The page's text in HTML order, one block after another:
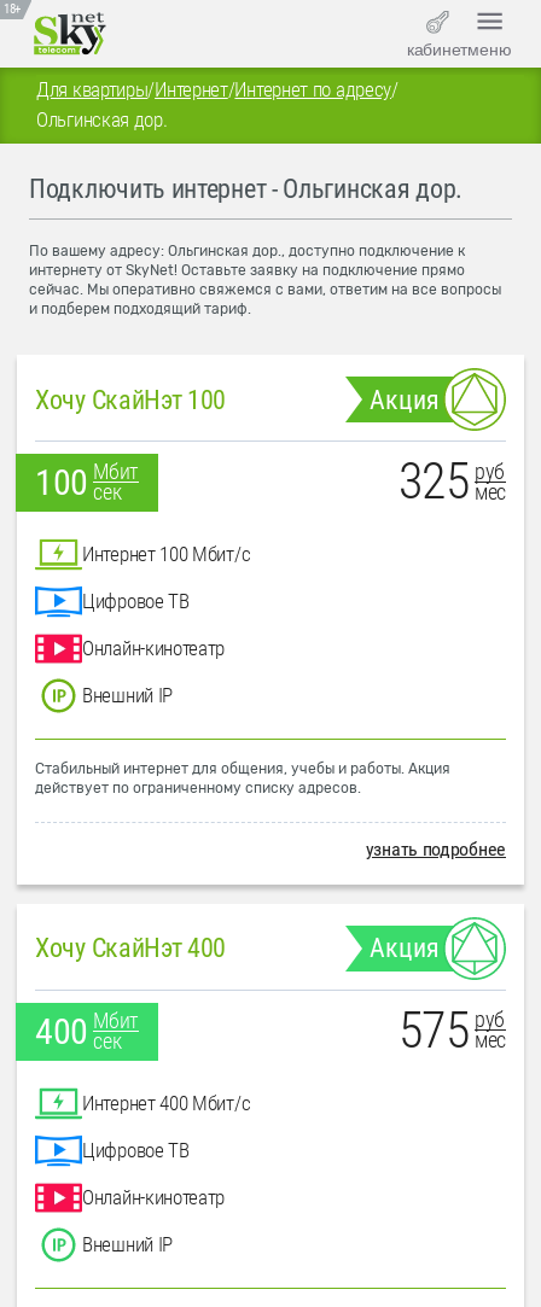
18+
кабинетменю
Для квартиры/Интернет/Интернет по адресу/
Ольгинская дор.
Подключить интернет - Ольгинская дор.
По вашему адресу: Ольгинская дор., доступно подключение к
интернету от SkyNet! Оставьте заявку на подключение прямо
сейчас. Мы оперативно свяжемся с вами, ответим на все вопросы
и подберем подходящий тариф.
Хочу СкайНэт 100 Акция
100 Мбит
сек
325 руб
мес
Интернет 100 Мбит/с
Цифровое ТВ
Онлайн-кинотеатр
Внешний IP
Стабильный интернет для общения, учебы и работы. Акция
действует по ограниченному списку адресов.
узнать подробнее
Хочу СкайНэт 400 Акция
400 Мбит
сек
575 руб
мес
Интернет 400 Мбит/с
Цифровое ТВ
Онлайн-кинотеатр
Внешний IP